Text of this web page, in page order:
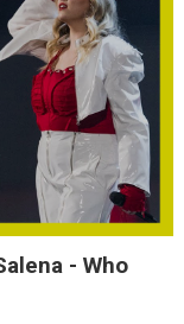
- Who